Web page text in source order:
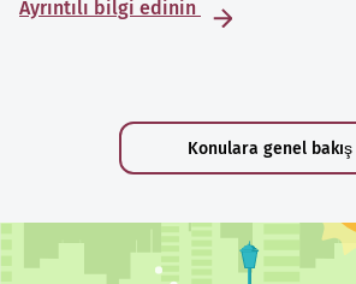
Ayrıntılı bilgi edinin
Konulara genel bakış